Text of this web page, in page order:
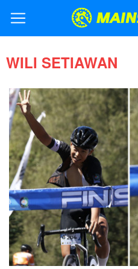
WILI SETIAWAN